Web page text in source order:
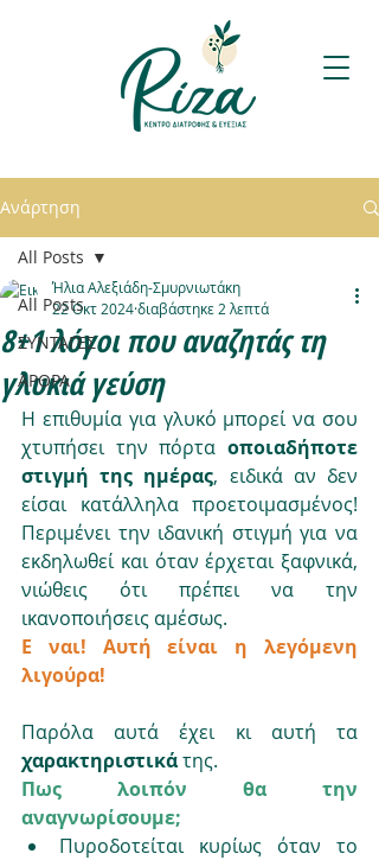
Ανάρτηση
All Posts
ΣΥΝΤΑΓΕΣ
ΑΡΘΡΑ
All Posts
8+1 λόγοι που αναζητάς τη
γλυκιά γεύση
Ήλια Αλεξιάδη-Σμυρνιωτάκη
22 Οκτ 2024διαβάστηκε 2 λεπτά
Η επιθυμία για γλυκό μπορεί να σου
χτυπήσει την πόρτα οποιαδήποτε
στιγμή της ημέρας, ειδικά αν δεν
είσαι κατάλληλα προετοιμασμένος!
Περιμένει την ιδανική στιγμή για να
εκδηλωθεί και όταν έρχεται ξαφνικά,
νιώθεις ότι πρέπει να την
ικανοποιήσεις αμέσως.
Ε ναι! Αυτή είναι η λεγόμενη
λιγούρα!
χαρακτηριστικά της.
Πως λοιπόν θα την
αναγνωρίσουμε;
Πυροδοτείται κυρίως όταν το